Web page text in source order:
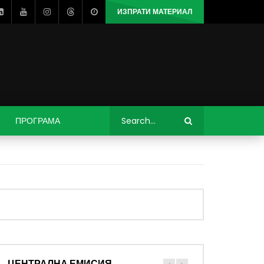
ИЗПРАТИ МАТЕРИАЛ
ПРОГРАМА